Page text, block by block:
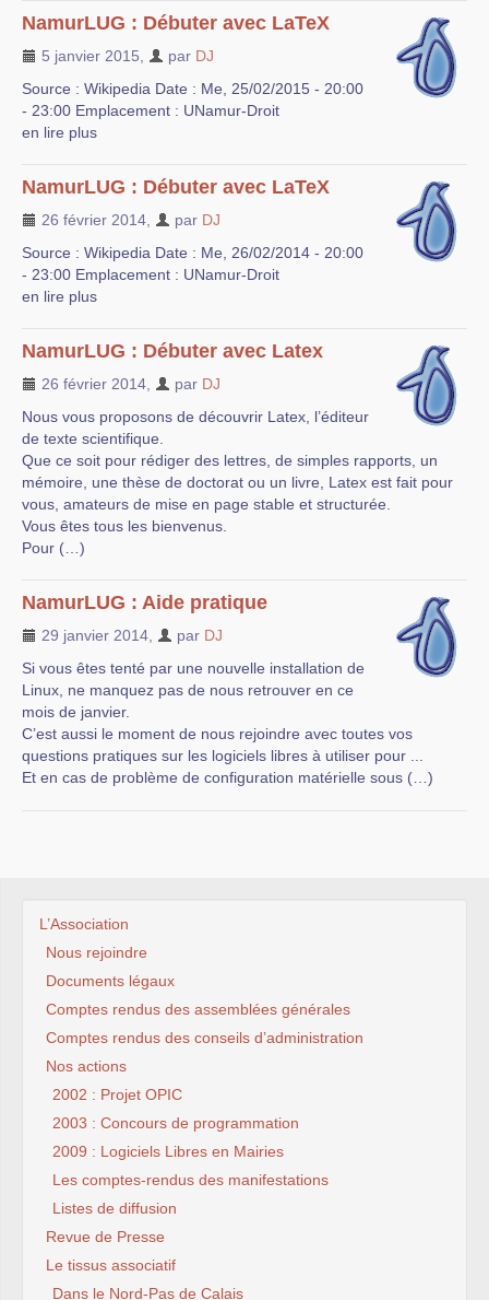
NamurLUG : Débuter avec LaTeX
5 janvier 2015 par DJ
Source : Wikipedia Date : Me, 25/02/2015 - 20:00
- 23:00 Emplacement : UNamur-Droit
en lire plus
NamurLUG : Débuter avec LaTeX
26 février 2014 par DJ
Source : Wikipedia Date : Me, 26/02/2014 - 20:00
- 23:00 Emplacement : UNamur-Droit
en lire plus
NamurLUG : Débuter avec Latex
26 février 2014 par DJ
Nous vous proposons de découvrir Latex, l’éditeur
de texte scientifique.
Que ce soit pour rédiger des lettres, de simples rapports, un
mémoire, une thèse de doctorat ou un livre, Latex est fait pour
vous, amateurs de mise en page stable et structurée.
Vous êtes tous les bienvenus.
Pour (…)
NamurLUG : Aide pratique
29 janvier 2014 par DJ
Si vous êtes tenté par une nouvelle installation de
Linux, ne manquez pas de nous retrouver en ce
mois de janvier.
C’est aussi le moment de nous rejoindre avec toutes vos
questions pratiques sur les logiciels libres à utiliser pour ...
Et en cas de problème de configuration matérielle sous (…)
L’Association
Nous rejoindre
Documents légaux
Comptes rendus des assemblées générales
Comptes rendus des conseils d’administration
Nos actions
2002 : Projet OPIC
2003 : Concours de programmation
2009 : Logiciels Libres en Mairies
Les comptes-rendus des manifestations
Listes de diffusion
Revue de Presse
Le tissus associatif
Dans le Nord-Pas de Calais